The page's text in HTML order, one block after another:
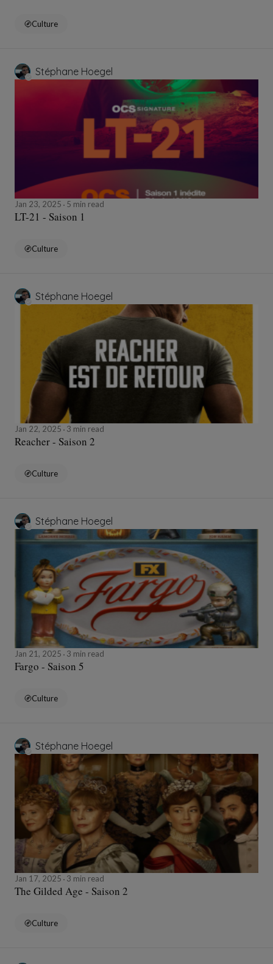
Culture
Stéphane Hoegel
Jan 23, 2025 5 min read
LT-21 - Saison 1
Culture
Stéphane Hoegel
Jan 22, 2025 3 min read
Reacher - Saison 2
Culture
Stéphane Hoegel
Jan 21, 2025 3 min read
Fargo - Saison 5
Culture
Stéphane Hoegel
Jan 17, 2025 3 min read
The Gilded Age - Saison 2
Culture